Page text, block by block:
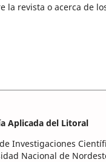
la revista o acerca de
Aplicada del Litoral
Investigaciones
Nacional de